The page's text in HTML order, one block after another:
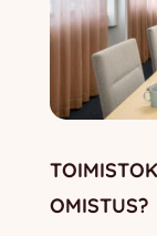
OMISTUS?